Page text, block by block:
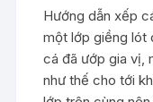
Hướng dẫn xếp
một lớp giềng lót
cá đã ướp gia vị,
như thế cho tới